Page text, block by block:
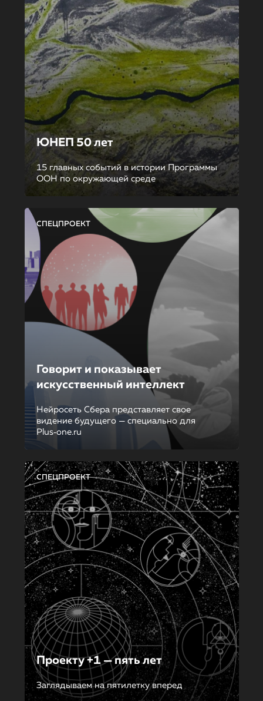
ЮНЕП 50 лет
15 главных событий в истории Программы
ООН по окружающей среде
СПЕЦПРОЕКТ
Говорит и показывает
искусственный интеллект
Нейросеть Сбера представляет свое
видение будущего — специально для
Plus‑one.ru
СПЕЦПРОЕКТ
Проекту +1 — пять лет
Заглядываем на пятилетку вперед